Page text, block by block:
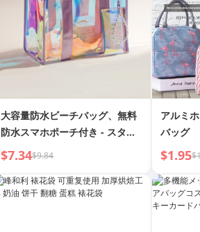
大容量防水ビーチバッグ、無料
防水スマホポーチ付き - スタイ
リッシュなクリアトート
$7.34$9.84
アルミ
バッグ
$1.95